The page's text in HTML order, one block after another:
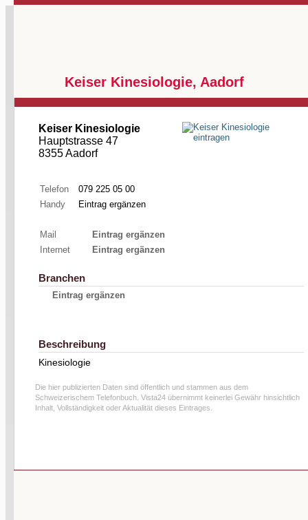
Keiser Kinesiologie, Aadorf
Keiser Kinesiologie
Hauptstrasse 47
8355 Aadorf
Telefon
079 225 05 00
Handy
Eintrag ergänzen
Mail
Eintrag ergänzen
Internet
Eintrag ergänzen
Branchen
Eintrag ergänzen
Beschreibung
Kinesiologie
Die hier publizierten Daten sind öffentlich und stammen aus dem
Schweizerischem Telefonbuch. Vista24 übernimmt keinerlei Gewähr hinsichtlich
Inhalt, Vollständigkeit oder Aktualität dieses Eintrages.